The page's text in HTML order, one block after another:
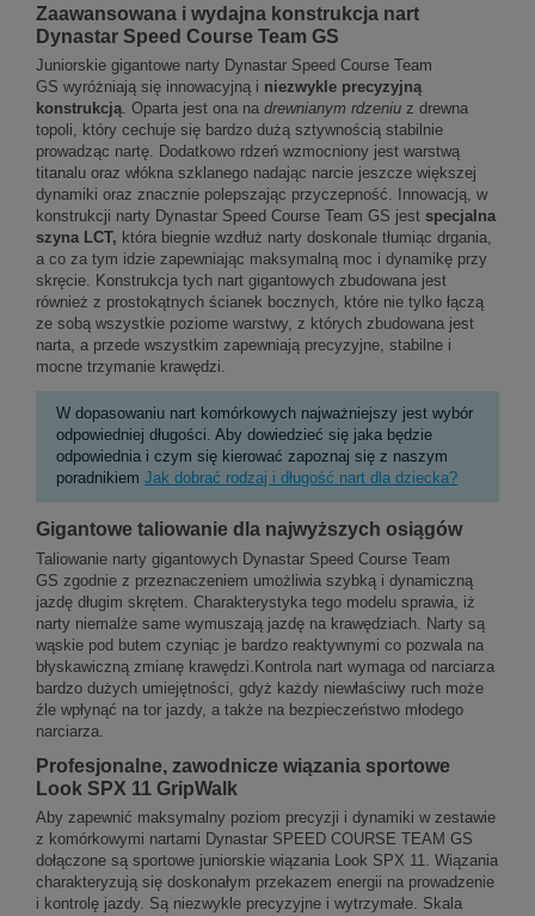
Zaawansowana i wydajna konstrukcja nart
Dynastar Speed Course Team GS
Juniorskie gigantowe narty Dynastar Speed Course Team
GS wyróżniają się innowacyjną i niezwykle precyzyjną
konstrukcją. Oparta jest ona na drewnianym rdzeniu z drewna
topoli, który cechuje się bardzo dużą sztywnością stabilnie
prowadząc nartę. Dodatkowo rdzeń wzmocniony jest warstwą
titanalu oraz włókna szklanego nadając narcie jeszcze większej
dynamiki oraz znacznie polepszając przyczepność. Innowacją, w
konstrukcji narty Dynastar Speed Course Team GS jest specjalna
szyna LCT, która biegnie wzdłuż narty doskonale tłumiąc drgania,
a co za tym idzie zapewniając maksymalną moc i dynamikę przy
skręcie. Konstrukcja tych nart gigantowych zbudowana jest
również z prostokątnych ścianek bocznych, które nie tylko łączą
ze sobą wszystkie poziome warstwy, z których zbudowana jest
narta, a przede wszystkim zapewniają precyzyjne, stabilne i
mocne trzymanie krawędzi.
W dopasowaniu nart komórkowych najważniejszy jest wybór
odpowiedniej długości. Aby dowiedzieć się jaka będzie
odpowiednia i czym się kierować zapoznaj się z naszym
poradnikiemJak dobrać rodzaj i długość nart dla dziecka?
Gigantowe taliowanie dla najwyższych osiągów
Taliowanie narty gigantowych Dynastar Speed Course Team
GS zgodnie z przeznaczeniem umożliwia szybką i dynamiczną
jazdę długim skrętem. Charakterystyka tego modelu sprawia, iż
narty niemalże same wymuszają jazdę na krawędziach. Narty są
wąskie pod butem czyniąc je bardzo reaktywnymi co pozwala na
błyskawiczną zmianę krawędzi.Kontrola nart wymaga od narciarza
bardzo dużych umiejętności, gdyż każdy niewłaściwy ruch może
źle wpłynąć na tor jazdy, a także na bezpieczeństwo młodego
narciarza.
Profesjonalne, zawodnicze wiązania sportowe
Look SPX 11 GripWalk
Aby zapewnić maksymalny poziom precyzji i dynamiki w zestawie
z komórkowymi nartami Dynastar SPEED COURSE TEAM GS
dołączone są sportowe juniorskie wiązania Look SPX 11. Wiązania
charakteryzują się doskonałym przekazem energii na prowadzenie
i kontrolę jazdy. Są niezwykle precyzyjne i wytrzymałe. Skala